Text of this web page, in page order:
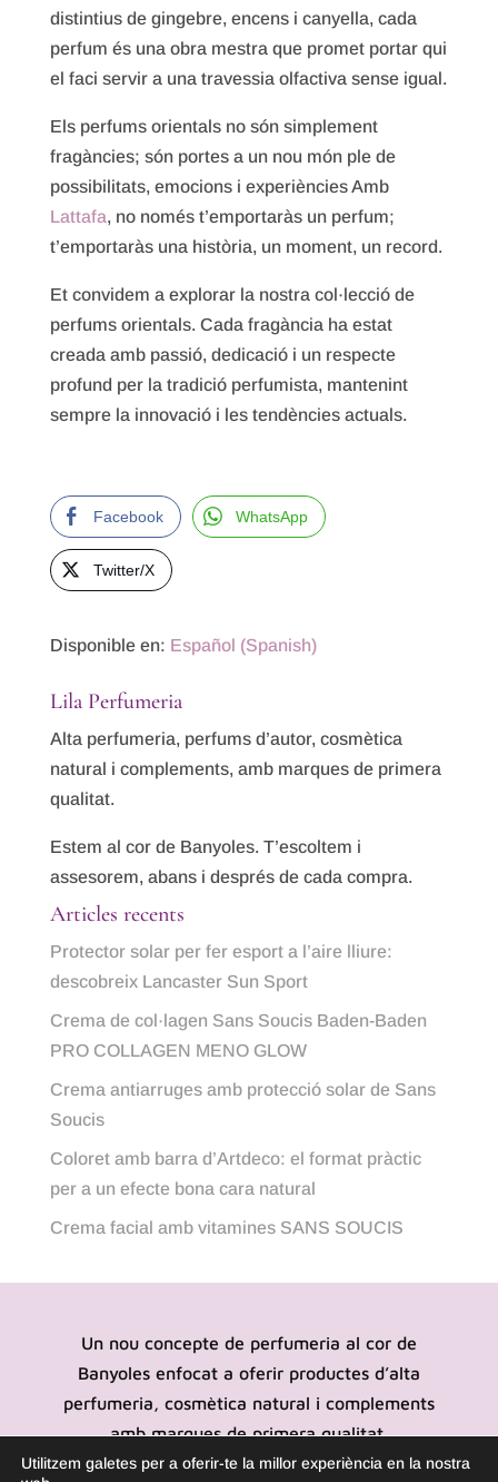
distintius de gingebre, encens i canyella, cada
perfum és una obra mestra que promet portar qui
el faci servir a una travessia olfactiva sense igual.
Els perfums orientals no són simplement
fragàncies; són portes a un nou món ple de
possibilitats, emocions i experiències Amb
Lattafa, no només t’emportaràs un perfum;
t’emportaràs una història, un moment, un record.
Et convidem a explorar la nostra col·lecció de
perfums orientals. Cada fragància ha estat
creada amb passió, dedicació i un respecte
profund per la tradició perfumista, mantenint
sempre la innovació i les tendències actuals.
Facebook WhatsApp
Twitter/X
Disponible en: Español (Spanish)
Lila Perfumeria
Alta perfumeria, perfums d’autor, cosmètica
natural i complements, amb marques de primera
qualitat.
Estem al cor de Banyoles. T’escoltem i
assesorem, abans i després de cada compra.
Articles recents
Protector solar per fer esport a l’aire lliure:
descobreix Lancaster Sun Sport
Crema de col·lagen Sans Soucis Baden-Baden
PRO COLLAGEN MENO GLOW
Crema antiarruges amb protecció solar de Sans
Soucis
Coloret amb barra d’Artdeco: el format pràctic
per a un efecte bona cara natural
Crema facial amb vitamines SANS SOUCIS
Un nou concepte de perfumeria al cor de
Banyoles enfocat a oferir productes d’alta
perfumeria, cosmètica natural i complements
amb marques de primera qualitat.
Utilitzem galetes per a oferir-te la millor experiència en la nostra